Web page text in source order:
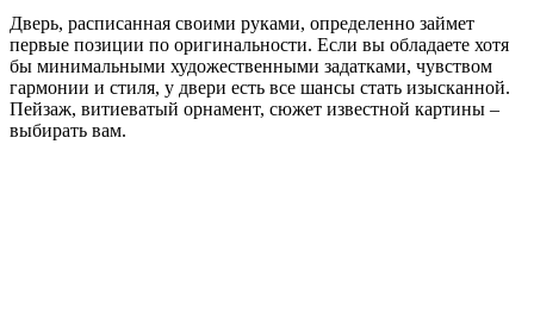
Дверь, расписанная своими руками, определенно займет
первые позиции по оригинальности. Если вы обладаете хотя
бы минимальными художественными задатками, чувством
гармонии и стиля, у двери есть все шансы стать изысканной.
Пейзаж, витиеватый орнамент, сюжет известной картины –
выбирать вам.